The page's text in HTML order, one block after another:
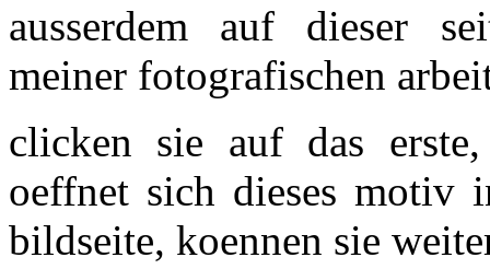
ausserdem auf dieser
meiner fotografischen
clicken sie auf das
oeffnet sich dieses motiv
bildseite, koennen sie